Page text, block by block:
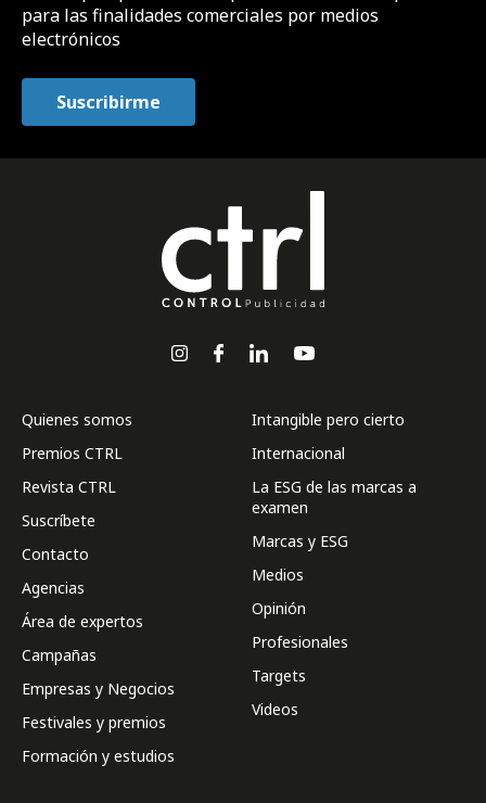
para las finalidades comerciales por medios
electrónicos
Quienes somos
Premios CTRL
Revista CTRL
Suscríbete
Contacto
Agencias
Área de expertos
Campañas
Empresas y Negocios
Festivales y premios
Formación y estudios
Intangible pero cierto
Internacional
La ESG de las marcas a
examen
Marcas y ESG
Medios
Opinión
Profesionales
Targets
Videos